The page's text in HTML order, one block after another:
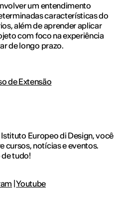
um entendimento
características do
além de aprender aplicar
com foco na experiência
de longo prazo.
de Extensão
Europeo di Design, você
cursos, notícias e eventos.
de tudo!
|Youtube